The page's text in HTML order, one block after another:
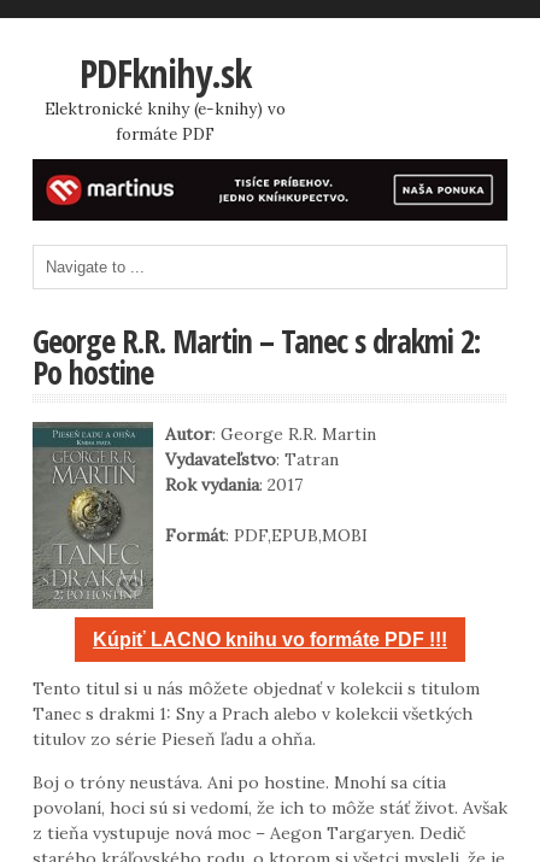
PDFknihy.sk
Elektronické knihy (e-knihy) vo
formáte PDF
George R.R. Martin – Tanec s drakmi 2:
Po hostine
Autor: George R.R. Martin
Vydavateľstvo: Tatran
Rok vydania: 2017
Formát: PDF,EPUB,MOBI
Kúpiť LACNO knihu vo formáte PDF !!!
Tento titul si u nás môžete objednať v kolekcii s titulom
Tanec s drakmi 1: Sny a Prach alebo v kolekcii všetkých
titulov zo série Pieseň ľadu a ohňa.
Boj o tróny neustáva. Ani po hostine. Mnohí sa cítia
povolaní, hoci sú si vedomí, že ich to môže stáť život. Avšak
z tieňa vystupuje nová moc – Aegon Targaryen. Dedič